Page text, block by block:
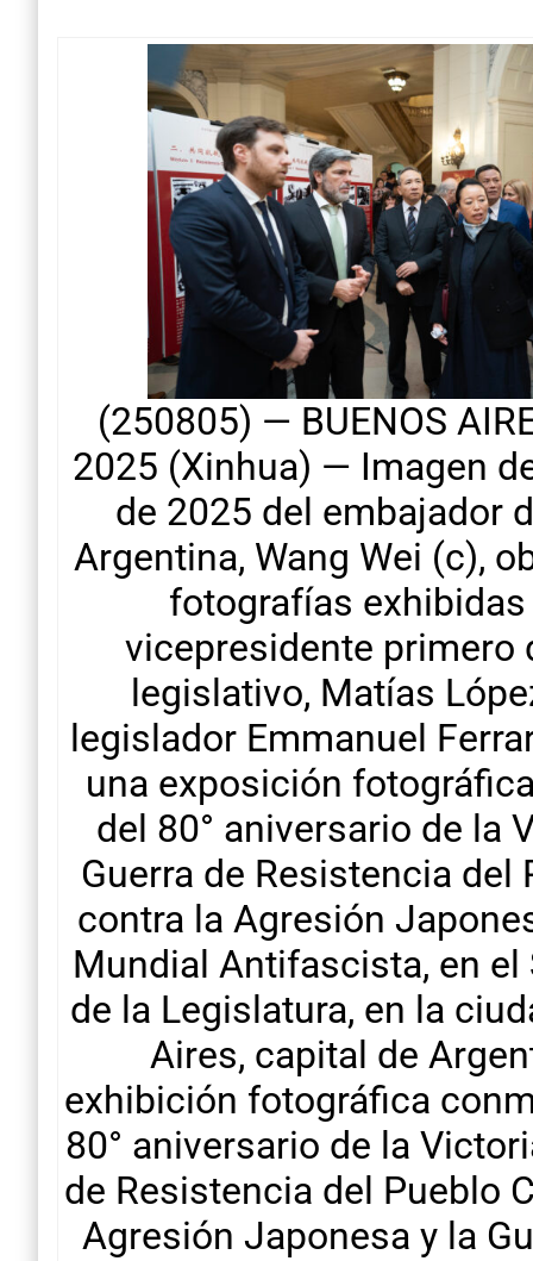
(250805) — BUENOS
2025 (Xinhua) — Imagen
de 2025 del embajador
Argentina, Wang Wei (c),
fotografías
vicepresidente primero
legislativo, Matías
legislador Emmanuel
una exposición
del 80° aniversario de la
Guerra de Resistencia del
contra la Agresión
Mundial Antifascista, en el
de la Legislatura, en la
Aires, capital de
exhibición fotográfica
80° aniversario de la
de Resistencia del Pueblo
Agresión Japonesa y la